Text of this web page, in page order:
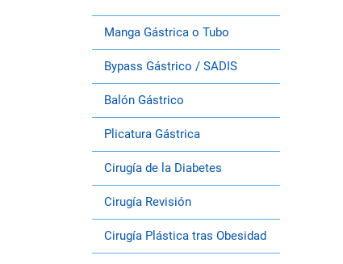
Manga Gástrica o Tubo
Bypass Gástrico / SADIS
Balón Gástrico
Plicatura Gástrica
Cirugía de la Diabetes
Cirugía Revisión
Cirugía Plástica tras Obesidad